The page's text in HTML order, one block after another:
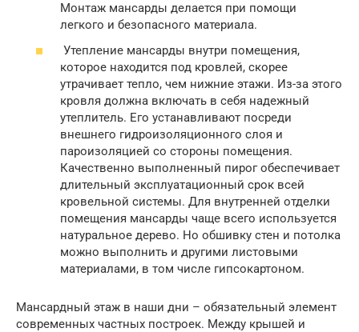
Монтаж мансарды делается при помощи
легкого и безопасного материала.
Утепление мансарды внутри помещения,
которое находится под кровлей, скорее
утрачивает тепло, чем нижние этажи. Из-за этого
кровля должна включать в себя надежный
утеплитель. Его устанавливают посреди
внешнего гидроизоляционного слоя и
пароизоляцией со стороны помещения.
Качественно выполненный пирог обеспечивает
длительный эксплуатационный срок всей
кровельной системы. Для внутренней отделки
помещения мансарды чаще всего используется
натуральное дерево. Но обшивку стен и потолка
можно выполнить и другими листовыми
материалами, в том числе гипсокартоном.
Мансардный этаж в наши дни – обязательный элемент
современных частных построек. Между крышей и